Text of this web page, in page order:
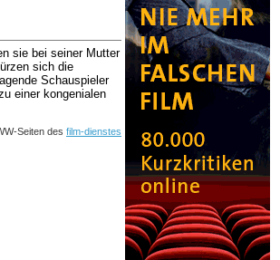
sie bei seiner Mutter
sich die
Schauspieler
einer kongenialen
Seiten des film-dienstes